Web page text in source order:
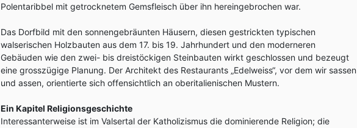
Polentaribbel mit getrocknetem Gemsfleisch über ihn hereingebrochen war.
Das Dorfbild mit den sonnengebräunten Häusern, diesen gestrickten typischen
walserischen Holzbauten aus dem 17. bis 19. Jahrhundert und den moderneren
Gebäuden wie den zwei- bis dreistöckigen Steinbauten wirkt geschlossen und bezeugt
eine grosszügige Planung. Der Architekt des Restaurants „Edelweiss“, vor dem wir sassen
und assen, orientierte sich offensichtlich an oberitalienischen Mustern.
Ein Kapitel Religionsgeschichte
Interessanterweise ist im Valsertal der Katholizismus die dominierende Religion; die